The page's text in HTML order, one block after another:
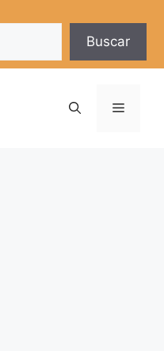
Buscar
Menú